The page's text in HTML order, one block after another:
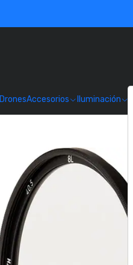
DronesAccesorios Iluminación